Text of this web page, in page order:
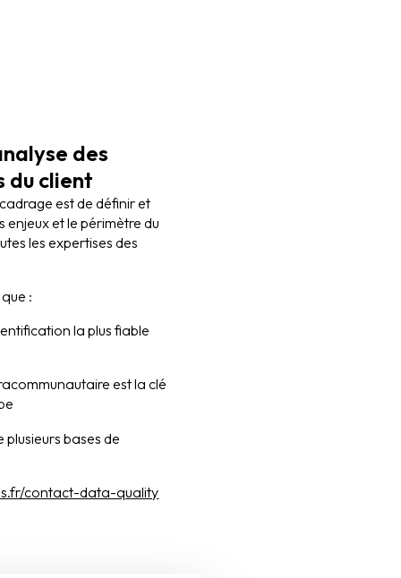
des
du client
est de définir et
enjeux et le périmètre du
les expertises des
:
la plus fiable
est la clé
plusieurs bases de
contact-data-quality